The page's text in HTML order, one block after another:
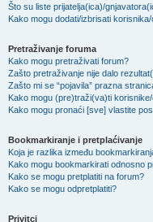
Što su liste prijatelja(ica)/
Kako mogu dodati/izbrisati
Pretraživanje foruma
Kako mogu pretraživati forum?
Zašto pretraživanje nije dalo
Zašto mi se “pojavila” prazna
Kako mogu (pre)traži(va)ti
Kako mogu pronaći [sve] vlastite
Bookmarkiranje i pretplaćivanje
Koja je razlika između
Kako mogu bookmarkirati odnosno
Kako se mogu pretplatiti na forum?
Kako se mogu odpretplatiti?
Privitci